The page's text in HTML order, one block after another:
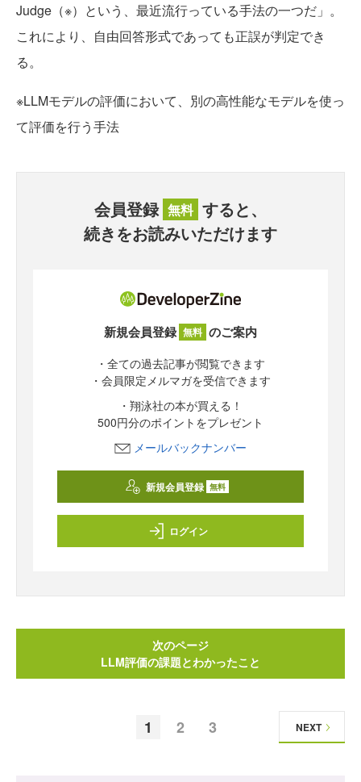
Judge（※）という、最近流行っている手法の一つだ」。
これにより、自由回答形式であっても正誤が判定でき
る。
※LLMモデルの評価において、別の高性能なモデルを使っ
て評価を行う手法
会員登録 無料 すると、
続きをお読みいただけます
新規会員登録 無料 のご案内
・全ての過去記事が閲覧できます
・会員限定メルマガを受信できます
・翔泳社の本が買える！
500円分のポイントをプレゼント
メールバックナンバー
新規会員登録 無料
ログイン
次のページ
LLM評価の課題とわかったこと
1 2 3 NEXT